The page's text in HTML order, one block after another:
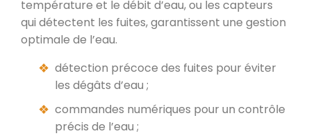
température et le débit d’eau, ou les capteurs
qui détectent les fuites, garantissent une gestion
optimale de l’eau.
détection précoce des fuites pour éviter
les dégâts d’eau ;
commandes numériques pour un contrôle
précis de l’eau ;